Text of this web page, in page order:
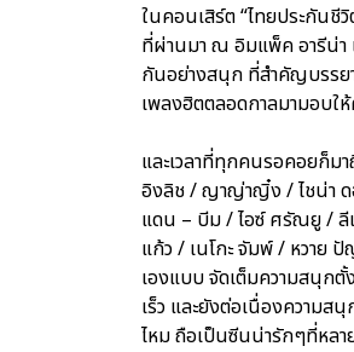
ในคอนเสิร์ต “ไทยประกัน
ที่ผ่านมา ณ อิมแพ็ค อารีน่า
กันอย่างสนุก ที่สำคัญบรรย
เพลงฮิตตลอดกาลมามอบใ
และเวลาที่ทุกคนรอคอยก็ม
อิงลิช / ญาญ่าญิ๋ง / ไชน่า ด
แดน – บีม / ไอซ์ ศรัณยู /
แก้ว / เนโกะ จัมพ์ / หวาย
เองแบบ จัดเต็มความสนุกตั้
เร็ว และยังต่อเนื่องความ
ไหม ถือเป็นซีนน่ารักๆที่หล